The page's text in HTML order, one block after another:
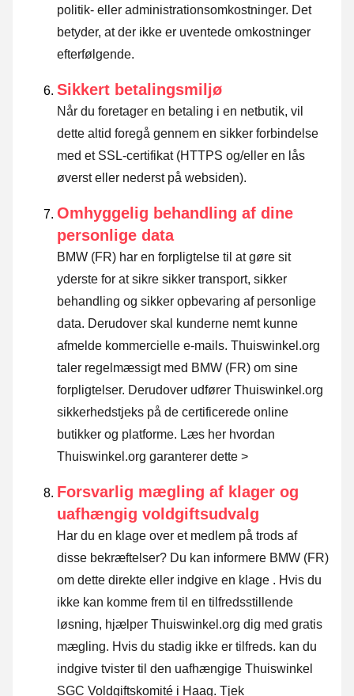
politik- eller administrationsomkostninger. Det
betyder, at der ikke er uventede omkostninger
efterfølgende.
Sikkert betalingsmiljø
Når du foretager en betaling i en netbutik, vil
dette altid foregå gennem en sikker forbindelse
med et SSL-certifikat (HTTPS og/eller en lås
øverst eller nederst på websiden).
Omhyggelig behandling af dine
personlige data
BMW (FR) har en forpligtelse til at gøre sit
yderste for at sikre sikker transport, sikker
behandling og sikker opbevaring af personlige
data. Derudover skal kunderne nemt kunne
afmelde kommercielle e-mails. Thuiswinkel.org
taler regelmæssigt med BMW (FR) om sine
forpligtelser. Derudover udfører Thuiswinkel.org
sikkerhedstjeks på de certificerede online
butikker og platforme. Læs her hvordan
Thuiswinkel.org garanterer dette >
Forsvarlig mægling af klager og
uafhængig voldgiftsudvalg
Har du en klage over et medlem på trods af
disse bekræftelser? Du kan informere BMW (FR)
om dette direkte eller indgive en klage . Hvis du
ikke kan komme frem til en tilfredsstillende
løsning, hjælper Thuiswinkel.org dig med gratis
mægling. Hvis du stadig ikke er tilfreds. kan du
indgive tvister til den uafhængige Thuiswinkel
SGC Voldgiftskomité i Haag. Tjek